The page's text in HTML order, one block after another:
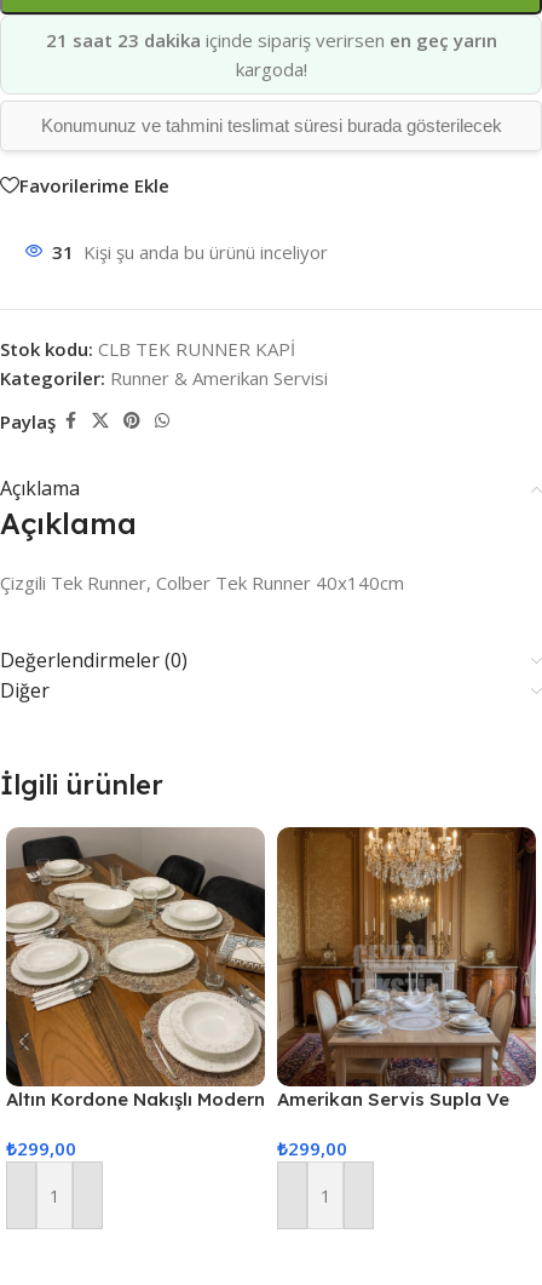
21 saat 23 dakika içinde sipariş verirsen en geç yarın
kargoda!
Konumunuz ve tahmini teslimat süresi burada gösterilecek
Favorilerime Ekle
31 Kişi şu anda bu ürünü inceliyor
Stok kodu: CLB TEK RUNNER KAPİ
Kategoriler: Runner & Amerikan Servisi
Paylaş
Açıklama
Açıklama
Çizgili Tek Runner, Colber Tek Runner 40x140cm
Değerlendirmeler (0)
Diğer
İlgili ürünler
Altın Kordone Nakışlı Modern
Runner 6 Kişilik Set
₺299,00
Sepete Ekle
Amerikan Servis Supla Ve
₺299,00
Sepete Ekle